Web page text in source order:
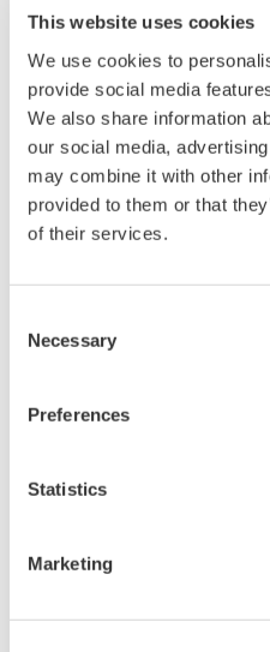
This website uses cookies
We use cookies to
provide social media
We also share information
our social media,
may combine it with other
provided to them or that
of their services.
Selection
Necessary
Preferences
Statistics
Marketing
온도, 습도, 부식 속도, 부유
수집하여 종합적인 하드웨
제출합니다. 간헐적 트러
기간 동안 축적된 환경 데
높은 보고서를 제공합니다.
Customer
하드웨어 건전성 유지
하드웨어의 건전성을 효과